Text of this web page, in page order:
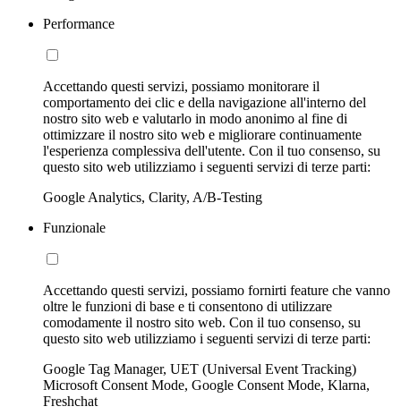
Performance
Accettando questi servizi, possiamo monitorare il
comportamento dei clic e della navigazione all'interno del
nostro sito web e valutarlo in modo anonimo al fine di
ottimizzare il nostro sito web e migliorare continuamente
l'esperienza complessiva dell'utente. Con il tuo consenso, su
questo sito web utilizziamo i seguenti servizi di terze parti:
Google Analytics, Clarity, A/B-Testing
Funzionale
Accettando questi servizi, possiamo fornirti feature che vanno
oltre le funzioni di base e ti consentono di utilizzare
comodamente il nostro sito web. Con il tuo consenso, su
questo sito web utilizziamo i seguenti servizi di terze parti:
Google Tag Manager, UET (Universal Event Tracking)
Microsoft Consent Mode, Google Consent Mode, Klarna,
Freshchat